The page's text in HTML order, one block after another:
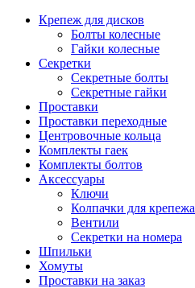
Крепеж для дисков
Болты колесные
Гайки колесные
Секретки
Секретные болты
Секретные гайки
Проставки
Проставки переходные
Центровочные кольца
Комплекты гаек
Комплекты болтов
Аксессуары
Ключи
Колпачки для крепежа
Вентили
Секретки на номера
Шпильки
Хомуты
Проставки на заказ